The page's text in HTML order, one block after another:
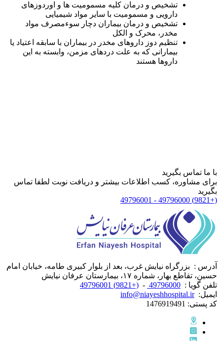
تشخیص و درمان کلیه مسمومیت ها و اوردوزهای
دارویی و مسمومیت با سایر مواد شیمیایی
تشخیص و درمان بیماران دچار سوءمصرف مواد
مخدر، محرک و الکل
تنظیم دوز داروهای مخدر در بیماران با سابقه اعتیاد یا
بیمارانی که به علت دردهای مزمن، وابسته به این
داروها هستند
با ما تماس بگیرید
برای مشاوره، کسب اطلاعات بیشتر و دریافت نوبت لطفا تماس
بگیرید
(+9821) 49796000 - 49796001
آدرس : بزرگراه نیایش غرب، بعد از بلوار کبیری طامه، خیابان امام
حسین، تقاطع بهار، شماره ۱۷، بیمارستان عرفان نیایش
تلفن گویا : 49796000
-
(+9821) 49796001
ایمیل: info@niayeshhospital.ir
کد پستی: 1476919491